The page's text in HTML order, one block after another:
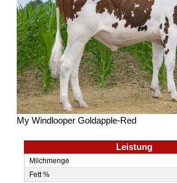
My Windlooper Goldapple-Red
Leistung
Milchmenge
Fett %